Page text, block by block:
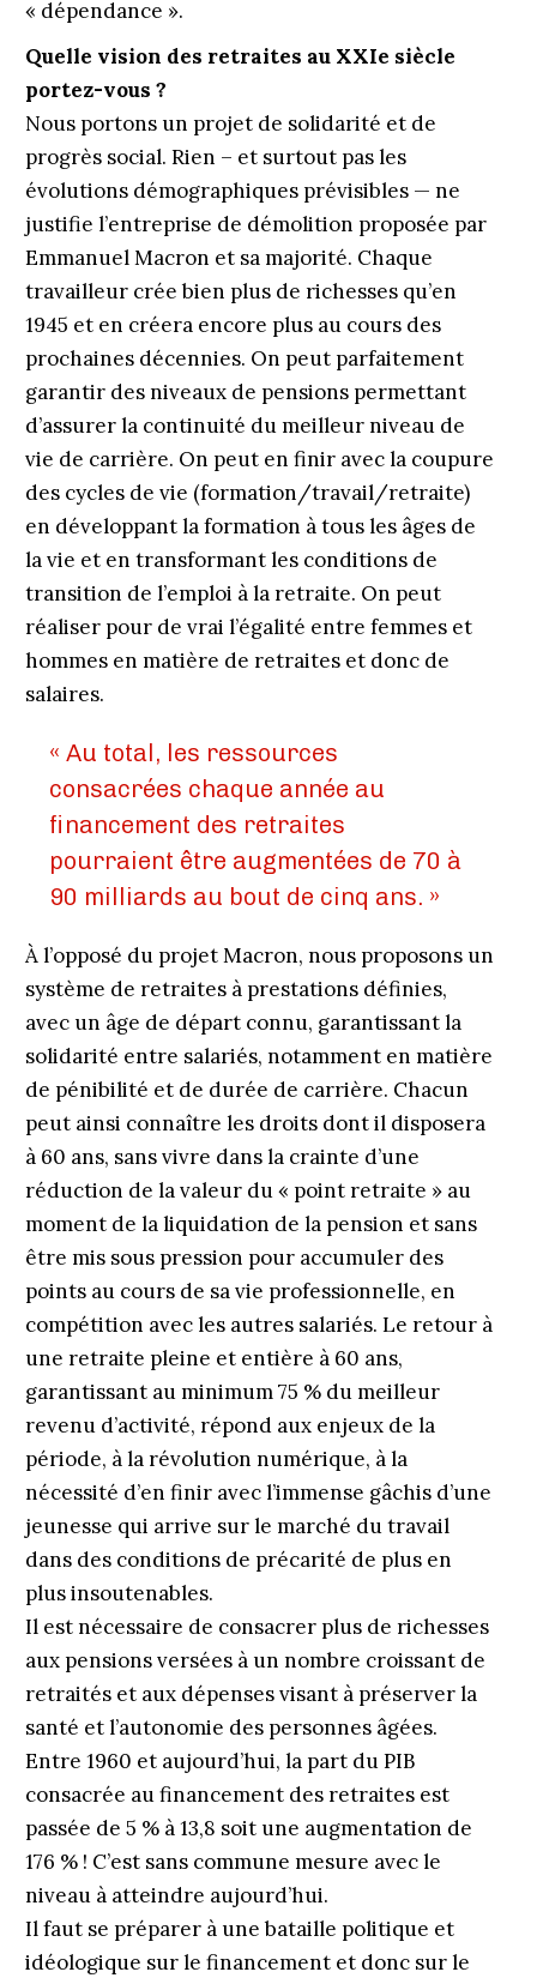
« dépendance ».
Quelle vision des retraites au XXIe siècle
portez-vous ?
Nous portons un projet de solidarité et de
progrès social. Rien – et surtout pas les
évolutions démographiques prévisibles — ne
justifie l’entreprise de démolition proposée par
Emmanuel Macron et sa majorité. Chaque
travailleur crée bien plus de richesses qu’en
1945 et en créera encore plus au cours des
prochaines décennies. On peut parfaitement
garantir des niveaux de pensions permettant
d’assurer la continuité du meilleur niveau de
vie de carrière. On peut en finir avec la coupure
des cycles de vie (formation/travail/retraite)
en développant la formation à tous les âges de
la vie et en transformant les conditions de
transition de l’emploi à la retraite. On peut
réaliser pour de vrai l’égalité entre femmes et
hommes en matière de retraites et donc de
salaires.
« Au total, les ressources
consacrées chaque année au
financement des retraites
pourraient être augmentées de 70 à
90 milliards au bout de cinq ans. »
À l’opposé du projet Macron, nous proposons un
système de retraites à prestations définies,
avec un âge de départ connu, garantissant la
solidarité entre salariés, notamment en matière
de pénibilité et de durée de carrière. Chacun
peut ainsi connaître les droits dont il disposera
à 60 ans, sans vivre dans la crainte d’une
réduction de la valeur du « point retraite » au
moment de la liquidation de la pension et sans
être mis sous pression pour accumuler des
points au cours de sa vie professionnelle, en
compétition avec les autres salariés. Le retour à
une retraite pleine et entière à 60 ans,
garantissant au minimum 75 % du meilleur
revenu d’activité, répond aux enjeux de la
période, à la révolution numérique, à la
nécessité d’en finir avec l’immense gâchis d’une
jeunesse qui arrive sur le marché du travail
dans des conditions de précarité de plus en
plus insoutenables.
Il est nécessaire de consacrer plus de richesses
aux pensions versées à un nombre croissant de
retraités et aux dépenses visant à préserver la
santé et l’autonomie des personnes âgées.
Entre 1960 et aujourd’hui, la part du PIB
consacrée au financement des retraites est
passée de 5 % à 13,8 soit une augmentation de
176 % ! C’est sans commune mesure avec le
niveau à atteindre aujourd’hui.
Il faut se préparer à une bataille politique et
idéologique sur le financement et donc sur le